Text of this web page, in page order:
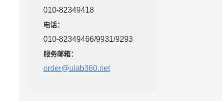
010-82349418
电话：
010-82349466/9931/9293
服务邮箱：
order@ulab360.net